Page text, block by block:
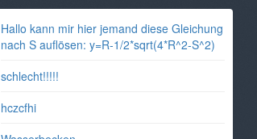
Hallo kann mir hier jemand diese Gleichung
nach S auflösen: y=R-1/2*sqrt(4*R^2-S^2)
schlecht!!!!!
hczcfhi